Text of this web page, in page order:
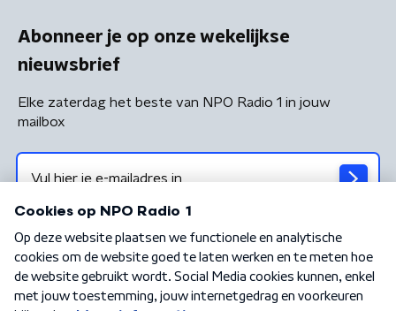
Abonneer je op onze wekelijkse
nieuwsbrief
Elke zaterdag het beste van NPO Radio 1 in jouw
mailbox
Algemene voorwaarden